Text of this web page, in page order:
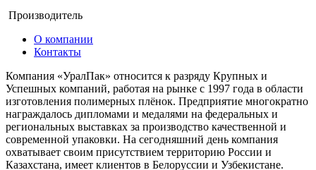
Производитель
О компании
Контакты
Компания «УралПак» относится к разряду Крупных и
Успешных компаний, работая на рынке с 1997 года в области
изготовления полимерных плёнок. Предприятие многократно
награждалось дипломами и медалями на федеральных и
региональных выставках за производство качественной и
современной упаковки. На сегодняшний день компания
охватывает своим присутствием территорию России и
Казахстана, имеет клиентов в Белоруссии и Узбекистане.